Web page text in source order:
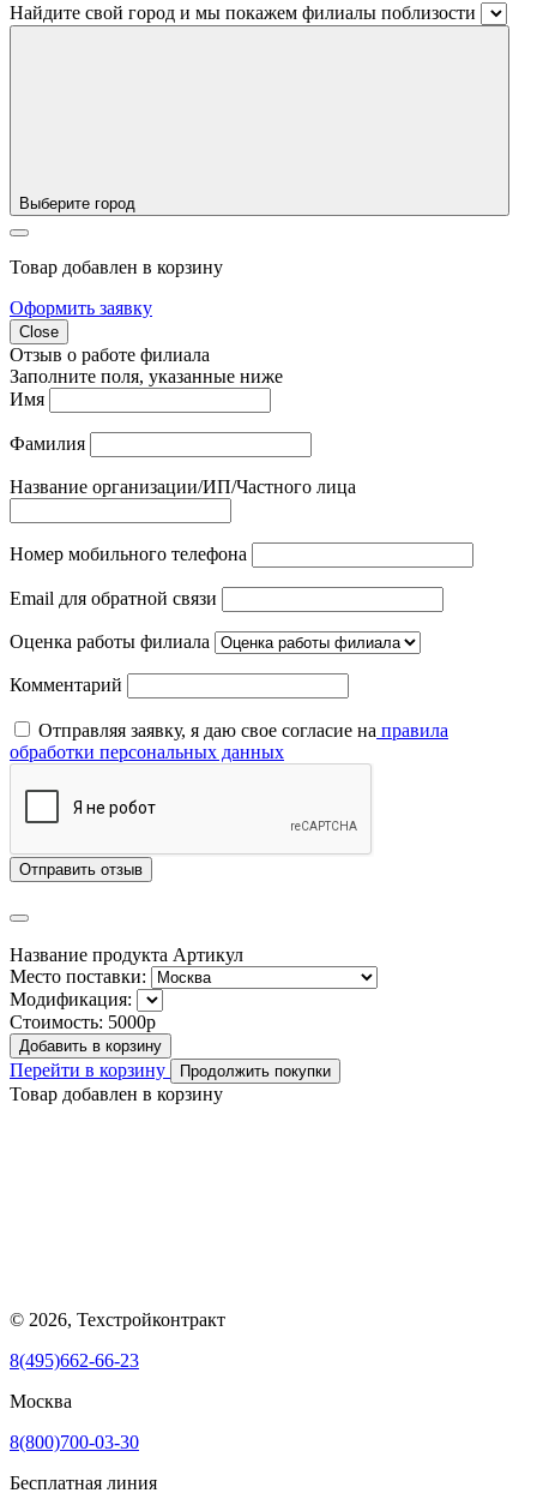
Найдите свой город и мы покажем филиалы поблизости
Выберите город
Товар добавлен в корзину
Оформить заявку
Close
Отзыв о работе филиала
Заполните поля, указанные ниже
Имя
Фамилия
Название организации/ИП/Частного лица
Номер мобильного телефона
Email для обратной связи
Оценка работы филиала
Комментарий
Отправляя заявку, я даю свое согласие на правила
обработки персональных данных
Отправить отзыв
Название продукта Артикул
Место поставки:
Модификация:
Стоимость: 5000р
Добавить в корзину
Перейти в корзину Продолжить покупки
Товар добавлен в корзину
© 2026, Техстройконтракт
8(495)662-66-23
Москва
8(800)700-03-30
Бесплатная линия